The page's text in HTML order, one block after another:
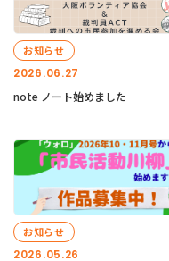
2026.06.27
お知らせ
note ノート始めました
2026.05.26
お知らせ